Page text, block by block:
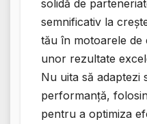
solidă de
semnificativ la
tău în motoarele de
unor rezultate
Nu uita să adaptezi
performanță,
pentru a optimiza